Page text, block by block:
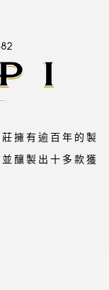
擁有逾百年的製
釀製出十多款獲